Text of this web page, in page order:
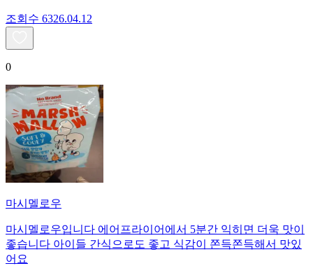
조회수 6326.04.12
0
마시멜로우
마시멜로우입니다 에어프라이어에서 5분간 익히면 더욱 맛이
좋습니다 아이들 간식으로도 좋고 식감이 쫀득쫀득해서 맛있
어요